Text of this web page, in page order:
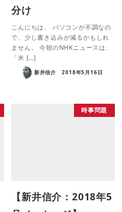
分け
こんにちは、 パソコンが不調なの
で、少し書き込みが減るかもしれ
ません。 今朝のNHKニュースは、
「米 […]
新井信介 2018年5月16日
時事問題
【新井信介：2018年5